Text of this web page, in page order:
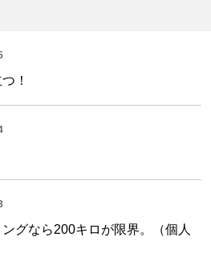
！
グなら200キロが限界。（個人